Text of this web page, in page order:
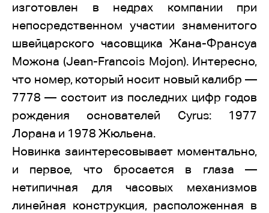
изготовлен в недрах компании при
непосредственном участии знаменитого
швейцарского часовщика Жана-Франсуа
Можона (Jean-Francois Mojon). Интересно,
что номер, который носит новый калибр —
7778 — состоит из последних цифр годов
рождения основателей Cyrus: 1977
Лорана и 1978 Жюльена.
Новинка заинтересовывает моментально,
и первое, что бросается в глаза —
нетипичная для часовых механизмов
линейная конструкция, расположенная в